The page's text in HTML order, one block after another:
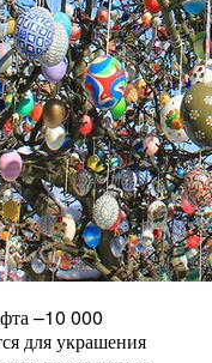
–10 000
для украшения